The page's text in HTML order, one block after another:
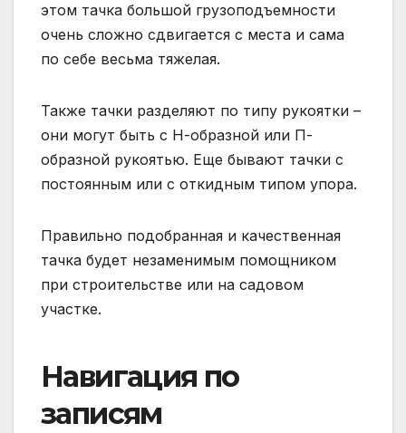
этом тачка большой грузоподъемности
очень сложно сдвигается с места и сама
по себе весьма тяжелая.
Также тачки разделяют по типу рукоятки –
они могут быть с Н-образной или П-
образной рукоятью. Еще бывают тачки с
постоянным или с откидным типом упора.
Правильно подобранная и качественная
тачка будет незаменимым помощником
при строительстве или на садовом
участке.
Навигация по
записям